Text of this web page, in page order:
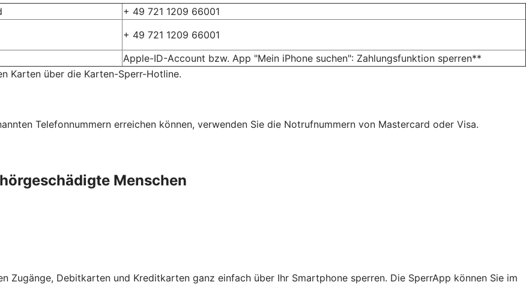
+ 49 721 1209 66001
+ 49 721 1209 66001
Apple-ID-Account bzw. App "Mein iPhone suchen": Zahlungsfunktion sperren**
Karten über die Karten-Sperr-Hotline.
Telefonnummern erreichen können, verwenden Sie die Notrufnummern von Mastercard oder Visa.
Menschen
Zugänge, Debitkarten und Kreditkarten ganz einfach über Ihr Smartphone sperren. Die SperrApp können Sie im